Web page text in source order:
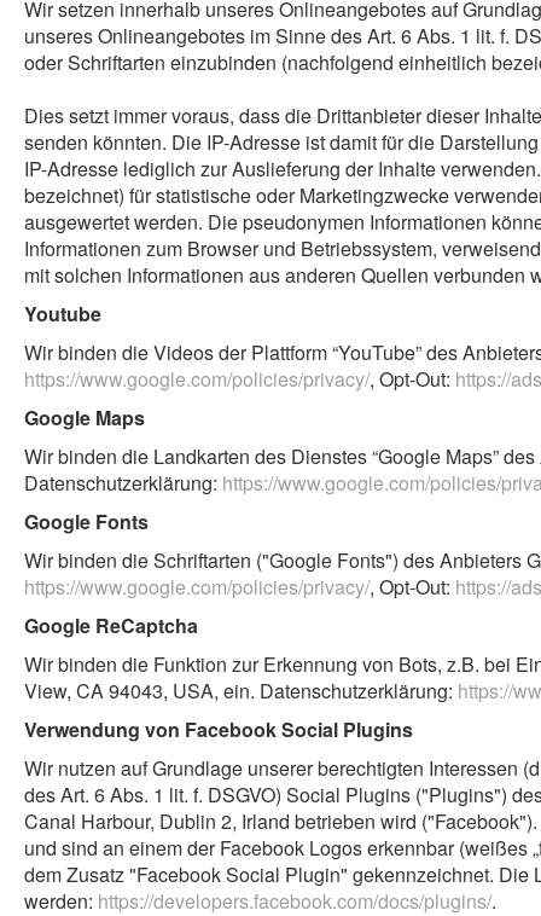
Wir setzen innerhalb unseres Onlineangebotes auf
unseres Onlineangebotes im Sinne des Art. 6 Abs. 1 lit. f.
oder Schriftarten einzubinden (nachfolgend einheitlich
Dies setzt immer voraus, dass die Drittanbieter dieser
senden könnten. Die IP-Adresse ist damit für die
IP-Adresse lediglich zur Auslieferung der Inhalte
bezeichnet) für statistische oder Marketingzwecke
ausgewertet werden. Die pseudonymen Informationen
Informationen zum Browser und Betriebssystem,
mit solchen Informationen aus anderen Quellen verbunden
Youtube
Wir binden die Videos der Plattform “YouTube” des
https://www.google.com/policies/privacy/, Opt-Out: https://
Google Maps
Wir binden die Landkarten des Dienstes “Google Maps”
Datenschutzerklärung: https://www.google.com/policies/
Google Fonts
Wir binden die Schriftarten ("Google Fonts") des Anbieters
https://www.google.com/policies/privacy/, Opt-Out: https://
Google ReCaptcha
Wir binden die Funktion zur Erkennung von Bots, z.B. bei
View, CA 94043, USA, ein. Datenschutzerklärung: https://
Verwendung von Facebook Social Plugins
Wir nutzen auf Grundlage unserer berechtigten Interessen
des Art. 6 Abs. 1 lit. f. DSGVO) Social Plugins ("Plugins")
Canal Harbour, Dublin 2, Irland betrieben wird
und sind an einem der Facebook Logos erkennbar (weißes
dem Zusatz "Facebook Social Plugin" gekennzeichnet.
werden: https://developers.facebook.com/docs/plugins/.